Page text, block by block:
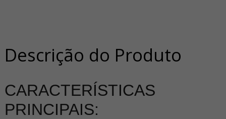
Descrição do Produto
CARACTERÍSTICAS
PRINCIPAIS: